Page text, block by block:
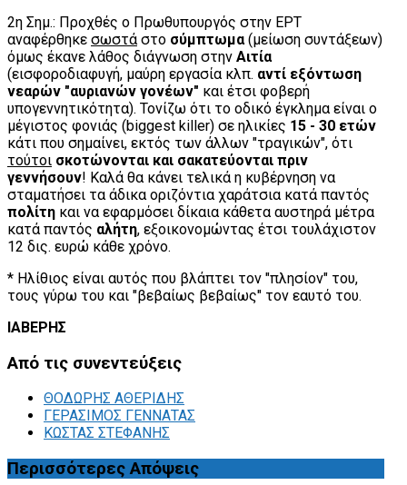
2η Σημ.: Προχθές ο Πρωθυπουργός στην ΕΡΤ
αναφέρθηκε σωστάστο σύμπτωμα(μείωση συντάξεων)
όμως έκανε λάθος διάγνωση στην Αιτία
(εισφοροδιαφυγή, μαύρη εργασία κλπ. αντί εξόντωση
νεαρών "αυριανών γονέων" και έτσι φοβερή
υπογεννητικότητα). Τονίζω ότι το οδικό έγκλημα είναι ο
μέγιστος φονιάς (biggest killer) σε ηλικίες 15 - 30 ετών
κάτι που σημαίνει, εκτός των άλλων "τραγικών", ότι
τούτοι σκοτώνονται και σακατεύονται πριν
γεννήσουν! Καλά θα κάνει τελικά η κυβέρνηση να
σταματήσει τα άδικα οριζόντια χαράτσια κατά παντός
πολίτη και να εφαρμόσει δίκαια κάθετα αυστηρά μέτρα
κατά παντός αλήτη, εξοικονομώντας έτσι τουλάχιστον
12 δις. ευρώ κάθε χρόνο.
* Ηλίθιος είναι αυτός που βλάπτει τον "πλησίον" του,
τους γύρω του και "βεβαίως βεβαίως" τον εαυτό του.
ΙΑΒΕΡΗΣ
Από τις συνεντεύξεις
ΘΟΔΩΡΗΣ ΑΘΕΡΙΔΗΣ
ΓΕΡΑΣΙΜΟΣ ΓΕΝΝΑΤΑΣ
ΚΩΣΤΑΣ ΣΤΕΦΑΝΗΣ
ΠερισσότερεςΑπόψεις